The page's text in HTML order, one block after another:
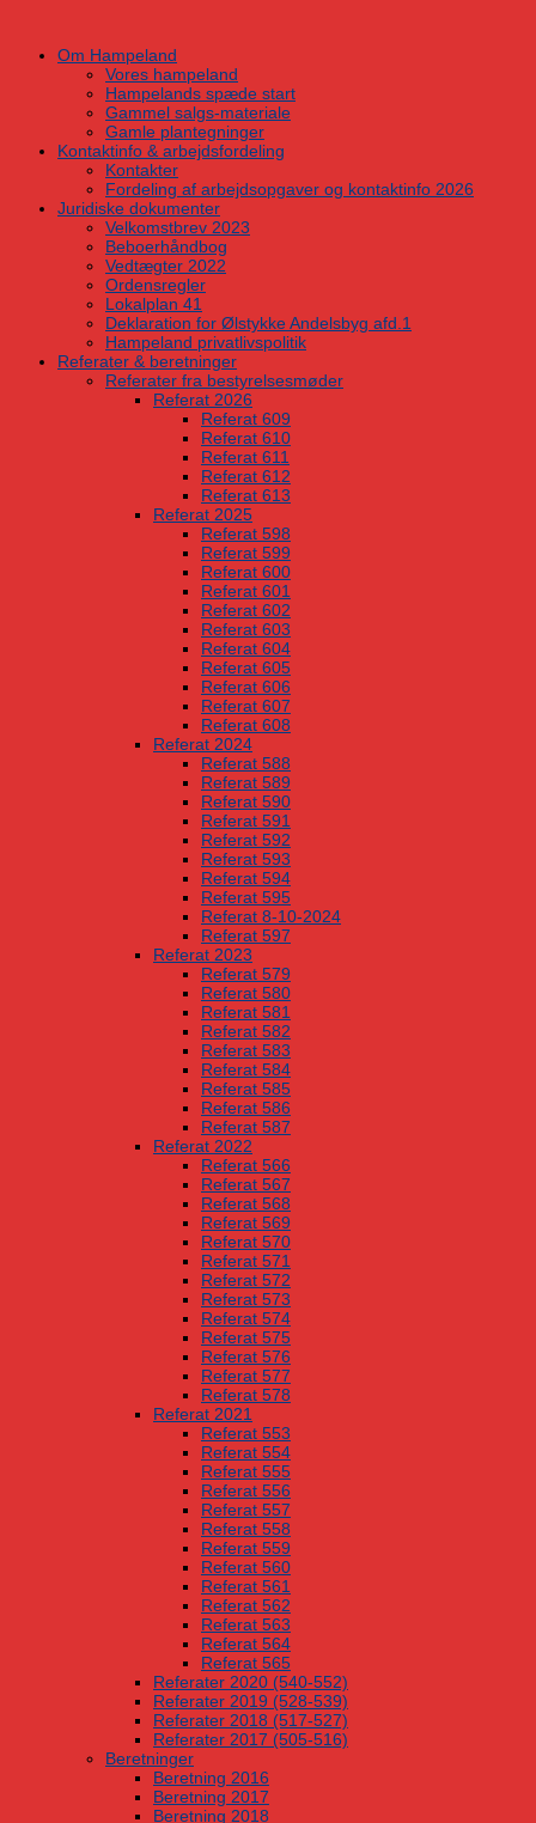
contentOm Hampeland
Vores hampeland
Hampelands spæde start
Gammel salgs-materiale
Gamle plantegninger
Kontaktinfo & arbejdsfordeling
Kontakter
Fordeling af arbejdsopgaver og kontaktinfo 2026
Juridiske dokumenter
Velkomstbrev 2023
Beboerhåndbog
Vedtægter 2022
Ordensregler
Lokalplan 41
Deklaration for Ølstykke Andelsbyg afd.1
Hampeland privatlivspolitik
Referater & beretninger
Referater fra bestyrelsesmøder
Referat 2026
Referat 609
Referat 610
Referat 611
Referat 612
Referat 613
Referat 2025
Referat 598
Referat 599
Referat 600
Referat 601
Referat 602
Referat 603
Referat 604
Referat 605
Referat 606
Referat 607
Referat 608
Referat 2024
Referat 588
Referat 589
Referat 590
Referat 591
Referat 592
Referat 593
Referat 594
Referat 595
Referat 8-10-2024
Referat 597
Referat 2023
Referat 579
Referat 580
Referat 581
Referat 582
Referat 583
Referat 584
Referat 585
Referat 586
Referat 587
Referat 2022
Referat 566
Referat 567
Referat 568
Referat 569
Referat 570
Referat 571
Referat 572
Referat 573
Referat 574
Referat 575
Referat 576
Referat 577
Referat 578
Referat 2021
Referat 553
Referat 554
Referat 555
Referat 556
Referat 557
Referat 558
Referat 559
Referat 560
Referat 561
Referat 562
Referat 563
Referat 564
Referat 565
Referater 2020 (540-552)
Referater 2019 (528-539)
Referater 2018 (517-527)
Referater 2017 (505-516)
Beretninger
Beretning 2016
Beretning 2017
Beretning 2018